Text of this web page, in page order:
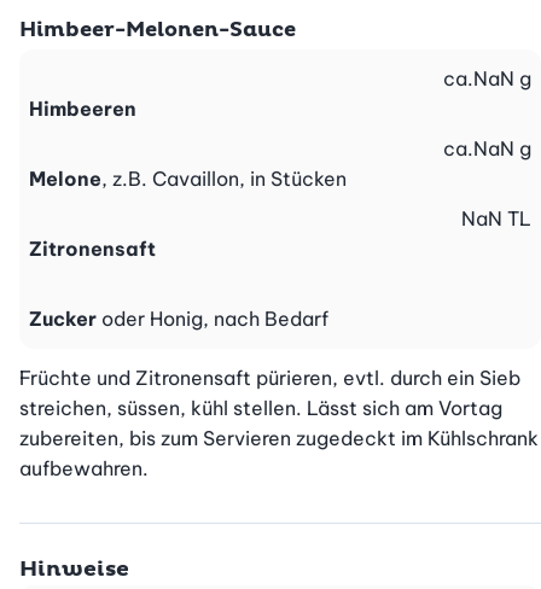
Himbeer-Melonen-Sauce
Himbeeren
ca.NaN g
Melone, z.B. Cavaillon, in Stücken
ca.NaN g
Zitronensaft
NaN TL
Zucker oder Honig, nach Bedarf
Früchte und Zitronensaft pürieren, evtl. durch ein Sieb
streichen, süssen, kühl stellen. Lässt sich am Vortag
zubereiten, bis zum Servieren zugedeckt im Kühlschrank
aufbewahren.
Hinweise